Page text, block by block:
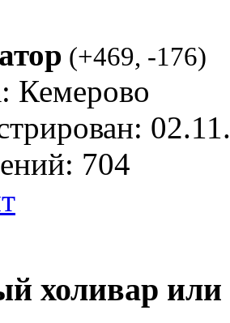
(+469, -176)
Кемерово
704
холивар